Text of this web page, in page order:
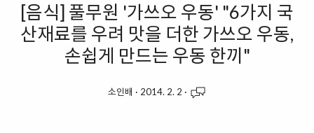
[음식] 풀무원 '가쓰오 우동' "6가지 국
산재료를 우려 맛을 더한 가쓰오 우동,
손쉽게 만드는 우동 한끼"
소인배 · 2014. 2. 2 ·